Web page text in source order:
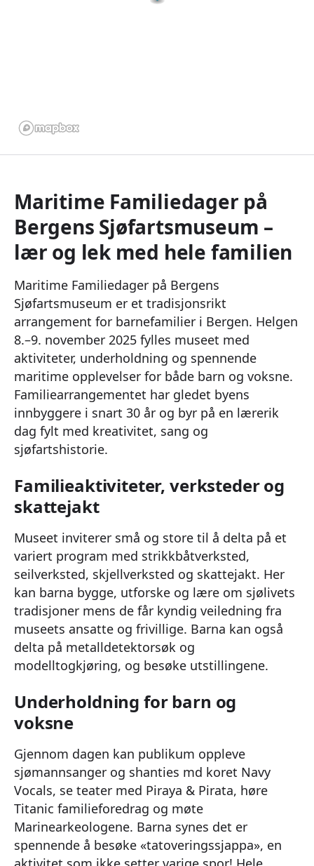
Maritime Familiedager på
Bergens Sjøfartsmuseum –
lær og lek med hele familien
Maritime Familiedager på Bergens
Sjøfartsmuseum er et tradisjonsrikt
arrangement for barnefamilier i Bergen. Helgen
8.–9. november 2025 fylles museet med
aktiviteter, underholdning og spennende
maritime opplevelser for både barn og voksne.
Familiearrangementet har gledet byens
innbyggere i snart 30 år og byr på en lærerik
dag fylt med kreativitet, sang og
sjøfartshistorie.
Familieaktiviteter, verksteder og
skattejakt
Museet inviterer små og store til å delta på et
variert program med strikkbåtverksted,
seilverksted, skjellverksted og skattejakt. Her
kan barna bygge, utforske og lære om sjølivets
tradisjoner mens de får kyndig veiledning fra
museets ansatte og frivillige. Barna kan også
delta på metalldetektorsøk og
modelltogkjøring, og besøke utstillingene.
Underholdning for barn og
voksne
Gjennom dagen kan publikum oppleve
sjømannsanger og shanties md koret Navy
Vocals, se teater med Piraya & Pirata, høre
Titanic familieforedrag og møte
Marinearkeologene. Barna synes det er
spennende å besøke «tatoveringssjappa», en